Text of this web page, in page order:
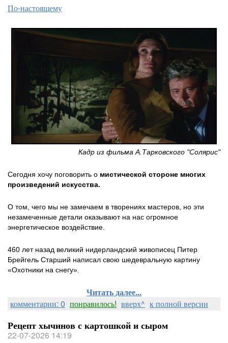
По-настоящему
Кадр из фильма А.Тарковского "Солярис"
Сегодня хочу поговорить о мистической стороне многих
произведений искусства.
О том, чего мы не замечаем в творениях мастеров, но эти
незамеченные детали оказывают на нас огромное
энергетическое воздействие.
460 лет назад великий нидерландский живописец Питер
Брейгель Старший написал свою шедевральную картину
«Охотники на снегу».
Читать далее...
комментарии: 0 понравилось! вверх^ к полной версии
Рецепт хычинов с картошкой и сыром
22-07-2026 14:19